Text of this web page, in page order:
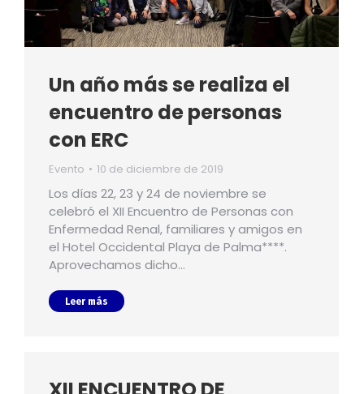
Un año más se realiza el
encuentro de personas
con ERC
Evento 10 de diciembre de 2019
Los días 22, 23 y 24 de noviembre se
celebró el XII Encuentro de Personas con
Enfermedad Renal, familiares y amigos en
el Hotel Occidental Playa de Palma****.
Aprovechamos dicho…
Leer más